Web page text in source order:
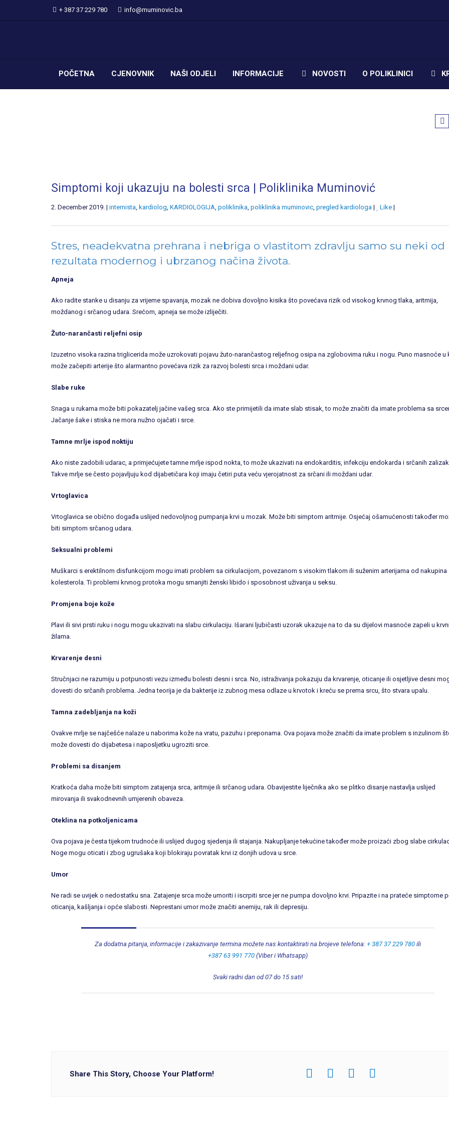
+ 387 37 229 780 info@muminovic.ba
POČETNA CJENOVNIK NAŠI ODJELI INFORMACIJE NOVOSTI O POLIKLINICI
Simptomi koji ukazuju na bolesti srca | Poliklinika Muminović
2. December 2019. | internista kardiolog KARDIOLOGIJA poliklinika poliklinika muminovic pregled kardiologa | Like |
Stres, neadekvatna prehrana i nebriga o vlastitom zdravlju samo su neki od
rezultata modernog i ubrzanog načina života.
Apneja
Ako radite stanke u disanju za vrijeme spavanja, mozak ne dobiva dovoljno kisika što povećava rizik od visokog krvnog tlaka, aritmija,
moždanog i srčanog udara. Srećom, apneja se može izliječiti.
Žuto-narančasti reljefni osip
Izuzetno visoka razina triglicerida može uzrokovati pojavu žuto-narančastog reljefnog osipa na zglobovima ruku i nogu. Puno masnoće u
može začepiti arterije što alarmantno povećava rizik za razvoj bolesti srca i moždani udar.
Slabe ruke
Snaga u rukama može biti pokazatelj jačine vašeg srca. Ako ste primijetili da imate slab stisak, to može značiti da imate problema sa
Jačanje šake i stiska ne mora nužno ojačati i srce.
Tamne mrlje ispod noktiju
Ako niste zadobili udarac, a primjećujete tamne mrlje ispod nokta, to može ukazivati na endokarditis, infekciju endokarda i srčanih
Takve mrlje se često pojavljuju kod dijabetičara koji imaju četiri puta veću vjerojatnost za srčani ili moždani udar.
Vrtoglavica
Vrtoglavica se obično događa uslijed nedovoljnog pumpanja krvi u mozak. Može biti simptom aritmije. Osjećaj ošamućenosti također
biti simptom srčanog udara.
Seksualni problemi
Muškarci s erektilnom disfunkcijom mogu imati problem sa cirkulacijom, povezanom s visokim tlakom ili suženim arterijama od nakupina
kolesterola. Ti problemi krvnog protoka mogu smanjiti ženski libido i sposobnost uživanja u seksu.
Promjena boje kože
Plavi ili sivi prsti ruku i nogu mogu ukazivati na slabu cirkulaciju. Išarani ljubičasti uzorak ukazuje na to da su dijelovi masnoće zapeli u
žilama.
Krvarenje desni
Stručnjaci ne razumiju u potpunosti vezu između bolesti desni i srca. No, istraživanja pokazuju da krvarenje, oticanje ili osjetljive desni
dovesti do srčanih problema. Jedna teorija je da bakterije iz zubnog mesa odlaze u krvotok i kreću se prema srcu, što stvara upalu.
Tamna zadebljanja na koži
Ovakve mrlje se najčešće nalaze u naborima kože na vratu, pazuhu i preponama. Ova pojava može značiti da imate problem s inzulinom
može dovesti do dijabetesa i naposljetku ugroziti srce.
Problemi sa disanjem
Kratkoća daha može biti simptom zatajenja srca, aritmije ili srčanog udara. Obavijestite liječnika ako se plitko disanje nastavlja uslijed
mirovanja ili svakodnevnih umjerenih obaveza.
Oteklina na potkoljenicama
Ova pojava je česta tijekom trudnoće ili uslijed dugog sjedenja ili stajanja. Nakupljanje tekućine također može proizaći zbog slabe
Noge mogu oticati i zbog ugrušaka koji blokiraju povratak krvi iz donjih udova u srce.
Umor
Ne radi se uvijek o nedostatku sna. Zatajenje srca može umoriti i iscrpiti srce jer ne pumpa dovoljno krvi. Pripazite i na prateće simptome
oticanja, kašljanja i opće slabosti. Neprestani umor može značiti anemiju, rak ili depresiju.
Za dodatna pitanja, informacije i zakazivanje termina možete nas kontaktirati na brojeve telefona: + 387 37 229 780 ili
+387 63 991 770 (Viber i Whatsapp)
Svaki radni dan od 07 do 15 sati!
Share This Story, Choose Your Platform!